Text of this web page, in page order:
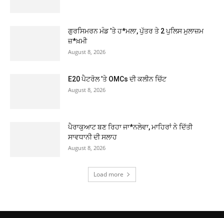
ਗੁਰਸਿਮਰਨ ਮੰਡ ’ਤੇ ਹ*ਮਲਾ, ਪੁੱਤਰ ਤੇ 2 ਪੁਲਿਸ ਮੁਲਾਜ਼ਮ
ਜ਼*ਖ਼ਮੀ
August 8, 2026
E20 ਪੈਟਰੋਲ ’ਤੇ OMCs ਦੀ ਕਲੀਨ ਚਿੱਟ
August 8, 2026
ਪੈਰਾਕੁਆਟ ਬਣ ਰਿਹਾ ਜਾ*ਨਲੇਵਾ, ਮਾਹਿਰਾਂ ਨੇ ਦਿੱਤੀ
ਸਾਵਧਾਨੀ ਦੀ ਸਲਾਹ
August 8, 2026
Load more